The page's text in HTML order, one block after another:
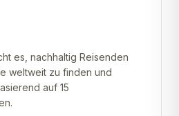
es, nachhaltig Reisenden
weltweit zu finden und
auf 15